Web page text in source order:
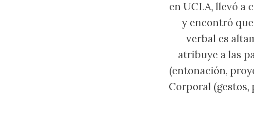
en UCLA, llevó a
y encontró
verbal es
atribuye a las
(entonación,
Corporal (gestos,